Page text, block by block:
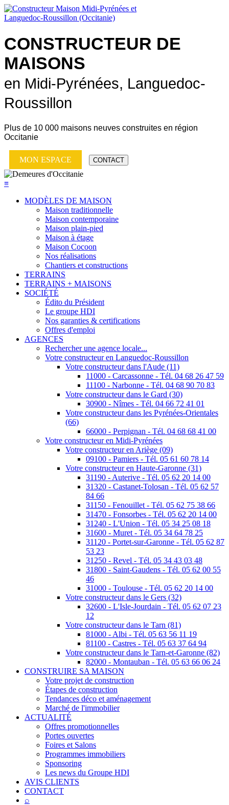
CONSTRUCTEUR DE
MAISONS
en Midi-Pyrénées, Languedoc-
Roussillon
Plus de 10 000 maisons neuves construites en région
Occitanie
MON ESPACE CONTACT
≡
MODÈLES DE MAISON
Maison traditionnelle
Maison contemporaine
Maison plain-pied
Maison à étage
Maison Cocoon
Nos réalisations
Chantiers et constructions
TERRAINS
TERRAINS + MAISONS
SOCIÉTÉ
Édito du Président
Le groupe HDI
Nos garanties & certifications
Offres d'emploi
AGENCES
Rechercher une agence locale...
Votre constructeur en Languedoc-Roussillon
Votre constructeur dans l'Aude (11)
11000 - Carcassonne - Tél. 04 68 26 47 59
11100 - Narbonne - Tél. 04 68 90 70 83
Votre constructeur dans le Gard (30)
30900 - Nîmes - Tél. 04 66 72 41 01
Votre constructeur dans les Pyrénées-Orientales
(66)
66000 - Perpignan - Tél. 04 68 68 41 00
Votre constructeur en Midi-Pyrénées
Votre constructeur en Ariège (09)
09100 - Pamiers - Tél. 05 61 60 78 14
Votre constructeur en Haute-Garonne (31)
31190 - Auterive - Tél. 05 62 20 14 00
31320 - Castanet-Tolosan - Tél. 05 62 57
84 66
31150 - Fenouillet - Tél. 05 62 75 38 66
31470 - Fonsorbes - Tél. 05 62 20 14 00
31240 - L'Union - Tél. 05 34 25 08 18
31600 - Muret - Tél. 05 34 64 78 25
31120 - Portet-sur-Garonne - Tél. 05 62 87
53 23
31250 - Revel - Tél. 05 34 43 03 48
31800 - Saint-Gaudens - Tél. 05 62 00 55
46
31000 - Toulouse - Tél. 05 62 20 14 00
Votre constructeur dans le Gers (32)
32600 - L'Isle-Jourdain - Tél. 05 62 07 23
12
Votre constructeur dans le Tarn (81)
81000 - Albi - Tél. 05 63 56 11 19
81100 - Castres - Tél. 05 63 37 64 94
Votre constructeur dans le Tarn-et-Garonne (82)
82000 - Montauban - Tél. 05 63 66 06 24
CONSTRUIRE SA MAISON
Votre projet de construction
Étapes de construction
Tendances déco et aménagement
Marché de l'immobilier
ACTUALITÉ
Offres promotionnelles
Portes ouvertes
Foires et Salons
Programmes immobiliers
Sponsoring
Les news du Groupe HDI
AVIS CLIENTS
CONTACT
⌕